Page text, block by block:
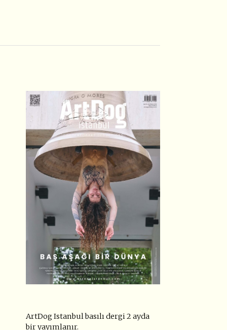
ArtDog Istanbul basılı dergi 2 ayda
bir yayımlanır.